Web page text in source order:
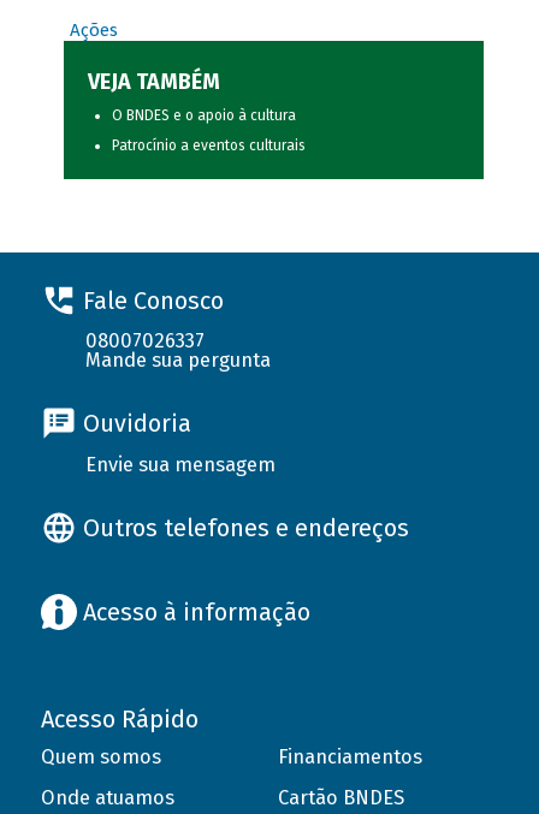
Ações
VEJA TAMBÉM
O BNDES e o apoio à cultura
Patrocínio a eventos culturais
Fale Conosco
08007026337
Mande sua pergunta
Ouvidoria
Envie sua mensagem
Outros telefones e endereços
Acesso à informação
Acesso Rápido
Quem somos
Onde atuamos
Financiamentos
Cartão BNDES